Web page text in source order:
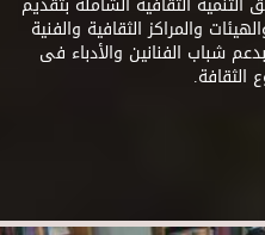
والمراكز الثقافية والفنية
شباب الفنانين والأدباء فى
الثقافة.